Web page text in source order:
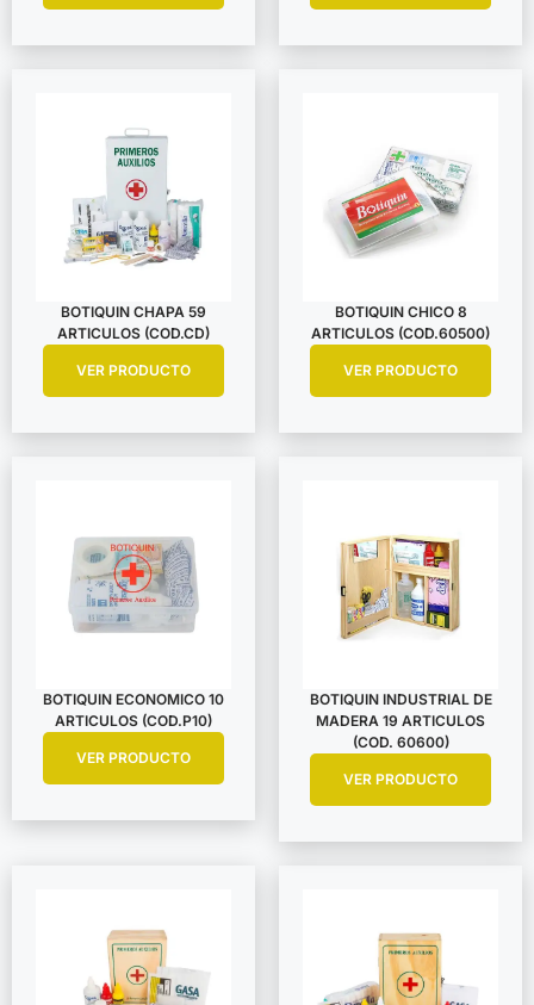
BOTIQUIN CHAPA 59
ARTICULOS (COD.CD)
VER PRODUCTO
BOTIQUIN CHICO 8
ARTICULOS (COD.60500)
VER PRODUCTO
BOTIQUIN ECONOMICO 10
ARTICULOS (COD.P10)
VER PRODUCTO
BOTIQUIN INDUSTRIAL DE
MADERA 19 ARTICULOS
(COD. 60600)
VER PRODUCTO